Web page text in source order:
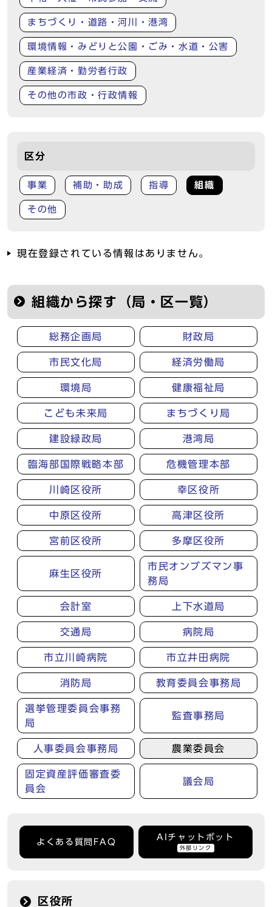
まちづくり・道路・河川・港湾
環境情報・みどりと公園・ごみ・水道・公害
産業経済・勤労者行政
その他の市政・行政情報
区分
事業 補助・助成 指導 組織
その他
現在登録されている情報はありません。
組織から探す（局・区一覧）
総務企画局 財政局
市民文化局 経済労働局
環境局 健康福祉局
こども未来局 まちづくり局
建設緑政局 港湾局
臨海部国際戦略本部 危機管理本部
川崎区役所 幸区役所
中原区役所 高津区役所
宮前区役所 多摩区役所
麻生区役所
市民オンブズマン事
務局
会計室 上下水道局
交通局 病院局
市立川崎病院 市立井田病院
消防局 教育委員会事務局
選挙管理委員会事務
局
監査事務局
人事委員会事務局 農業委員会
固定資産評価審査委
員会
議会局
よくある質問FAQ
AIチャットボット
外部リンク
区役所